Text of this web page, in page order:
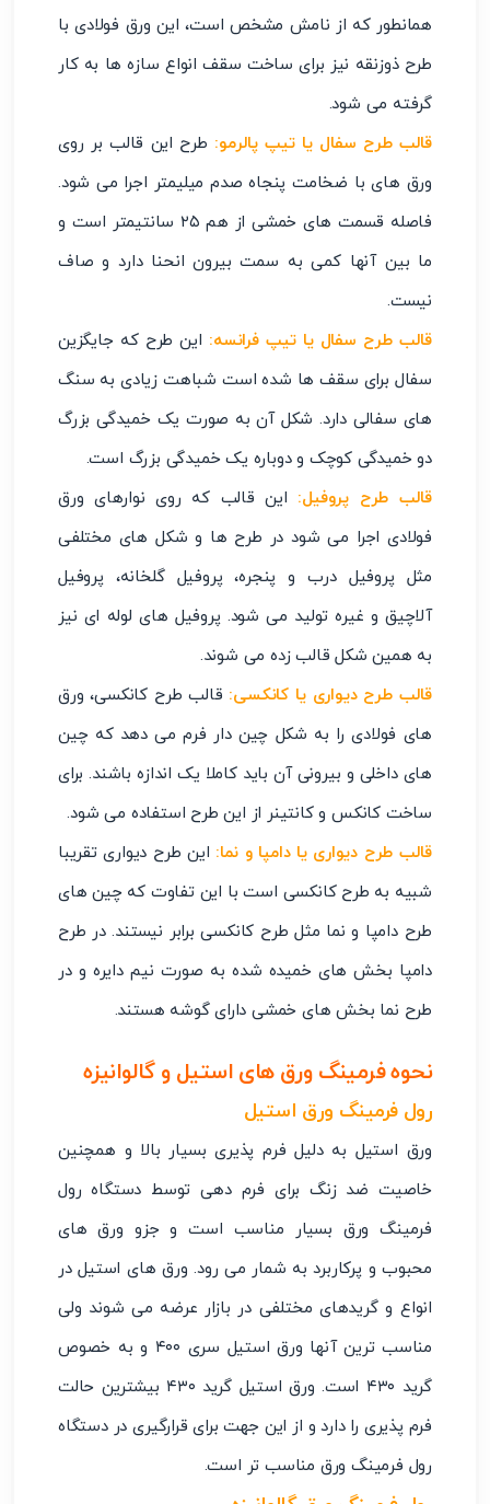
همانطور که از نامش مشخص است، این ورق فولادی با
طرح ذوزنقه نیز برای ساخت سقف انواع سازه ‌ها به کار
گرفته می ‌شود.
قالب طرح سفال یا تیپ پالرمو: طرح این قالب بر روی
ورق‌ های با ضخامت پنجاه صدم میلیمتر اجرا می ‌شود.
فاصله قسمت‌ های خمشی از هم ۲۵ سانتیمتر است و
ما بین آنها کمی به سمت بیرون انحنا دارد و صاف
نیست.
قالب طرح سفال یا تیپ فرانسه: این طرح که جایگزین
سفال برای سقف ‌ها شده است شباهت زیادی به سنگ
‌های سفالی دارد. شکل آن به ‌صورت یک خمیدگی بزرگ
دو خمیدگی کوچک و دوباره یک خمیدگی بزرگ است.
قالب طرح پروفیل: این قالب که روی نوارهای ورق
فولادی اجرا می ‌شود در طرح ‌ها و شکل ‌های مختلفی
مثل پروفیل درب و پنجره، پروفیل گلخانه، پروفیل
آلاچیق و غیره تولید می ‌شود. پروفیل ‌های لوله ‌ای نیز
به همین شکل قالب زده می ‌شوند.
قالب طرح دیواری یا کانکسی: قالب طرح کانکسی، ورق
‌های فولادی را به شکل چین ‌دار فرم می‌ دهد که چین
‌های داخلی و بیرونی آن باید کاملا یک اندازه باشند. برای
ساخت کانکس و کانتینر از این طرح استفاده می ‌شود.
قالب طرح دیواری یا دامپا و نما: این طرح دیواری تقریبا
شبیه به طرح کانکسی است با این تفاوت که چین‌ های
طرح دامپا و نما مثل طرح کانکسی برابر نیستند. در طرح
دامپا بخش ‌های خمیده شده به ‌صورت نیم‌ دایره و در
طرح نما بخش‌ های خمشی دارای گوشه هستند.
نحوه فرمینگ ورق های استیل و گالوانیزه
رول فرمینگ ورق استیل
ورق استیل به دلیل فرم ‌پذیری بسیار بالا و همچنین
خاصیت ضد زنگ برای فرم ‌دهی توسط دستگاه رول
فرمینگ ورق بسیار مناسب است و جزو ورق ‌های
محبوب و پرکاربرد به شمار می ‌رود. ورق ‌های استیل در
انواع و گریدهای مختلفی در بازار عرضه می ‌شوند ولی
مناسب ‌ترین آنها ورق استیل سری ۴۰۰ و به خصوص
گرید ۴۳۰ است. ورق استیل گرید ۴۳۰ بیشترین حالت
فرم ‌پذیری را دارد و از این جهت برای قرارگیری در دستگاه
رول فرمینگ ورق مناسب ‌تر است.